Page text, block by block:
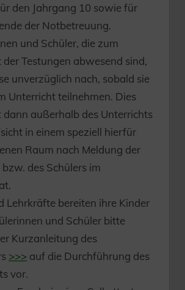
den Jahrgang 10 sowie für
der Notbetreuung.
und Schüler, die zum
Testungen abwesend sind,
unverzüglich nach, sobald sie
Unterricht teilnehmen. Dies
dann außerhalb des Unterrichts
in einem speziell hierfür
Raum nach Meldung der
des Schülers im
Lehrkräfte bereiten ihre Kinder
und Schüler bitte
Kurzanleitung des
>>> auf die Durchführung des
vor.